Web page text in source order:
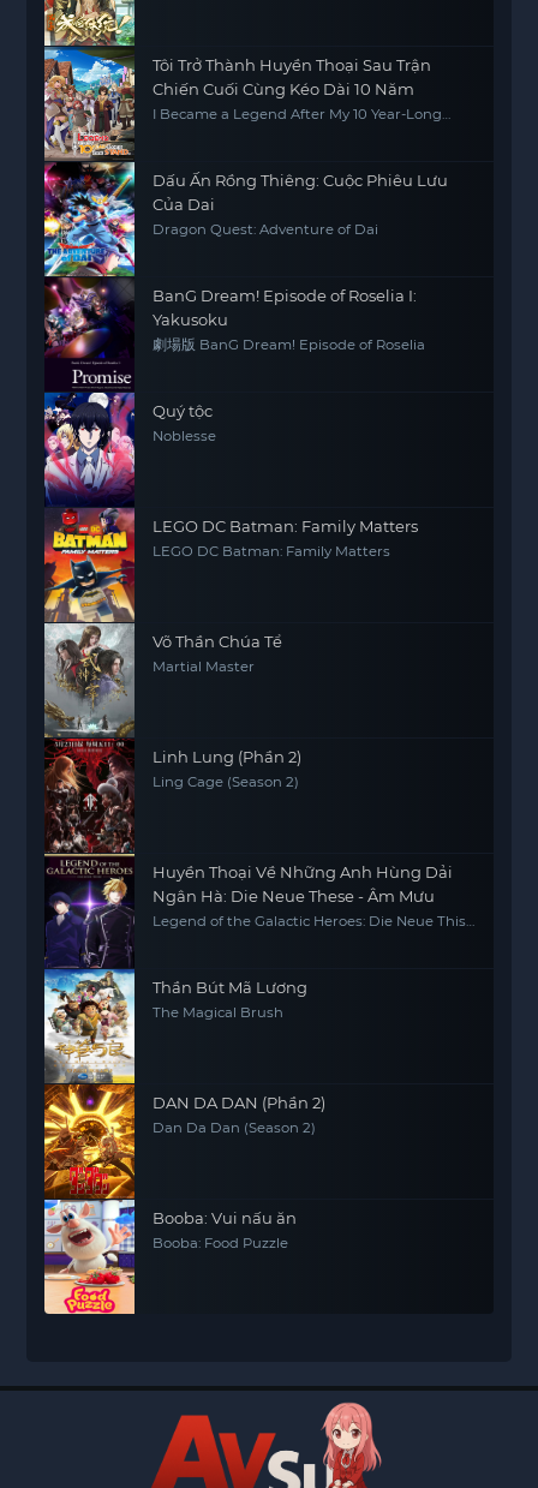
Tôi Trở Thành Huyền Thoại Sau Trận
Chiến Cuối Cùng Kéo Dài 10 Năm
I Became a Legend After My 10 Year-Long
Dấu Ấn Rồng Thiêng: Cuộc Phiêu Lưu
Của Dai
Dragon Quest: Adventure of Dai
BanG Dream! Episode of Roselia I:
Yakusoku
劇場版 BanG Dream! Episode of Roselia
Quý tộc
Noblesse
LEGO DC Batman: Family Matters
LEGO DC Batman: Family Matters
Võ Thần Chúa Tể
Martial Master
Linh Lung (Phần 2)
Ling Cage (Season 2)
Huyền Thoại Về Những Anh Hùng Dải
Ngân Hà: Die Neue These - Âm Mưu
Legend of the Galactic Heroes: Die Neue This
Thần Bút Mã Lương
The Magical Brush
DAN DA DAN (Phần 2)
Dan Da Dan (Season 2)
Booba: Vui nấu ăn
Booba: Food Puzzle